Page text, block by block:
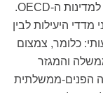
עם זה ובשניהם הציון של ישראל נמוך יחסית למדינות ה-OECD.
היעילות לבין
כלומר, צמצום
והמגזר
הפנים-ממשלתית